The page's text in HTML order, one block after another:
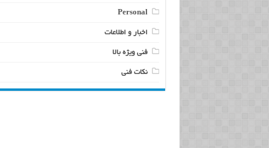
Personal
اخبار و اطلاعات
فنی ویژه بالا
نکات فنی